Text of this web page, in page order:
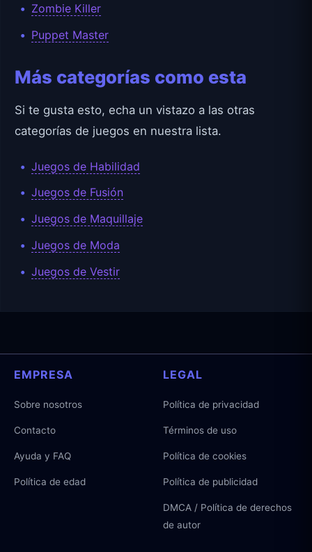
Zombie Killer
Puppet Master
Más categorías como esta
Si te gusta esto, echa un vistazo a las otras
categorías de juegos en nuestra lista.
Juegos de Habilidad
Juegos de Fusión
Juegos de Maquillaje
Juegos de Moda
Juegos de Vestir
EMPRESA
Sobre nosotros
Contacto
Ayuda y FAQ
Política de edad
LEGAL
Política de privacidad
Términos de uso
Política de cookies
Política de publicidad
DMCA / Política de derechos
de autor